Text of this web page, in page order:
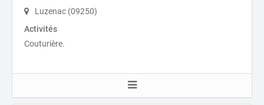
Luzenac (09250)
Activités
Couturière.